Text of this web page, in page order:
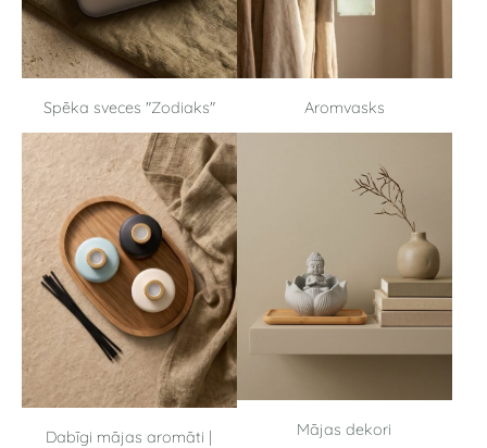
Spēka sveces "Zodiaks" Aromvasks
Dabīgi mājas aromāti |
Mājas dekori